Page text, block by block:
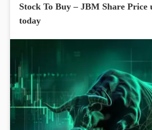
Stock To Buy – JBM Share
today